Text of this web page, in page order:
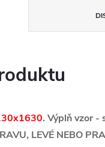
. Výplň vzor -
LEVÉ NEBO